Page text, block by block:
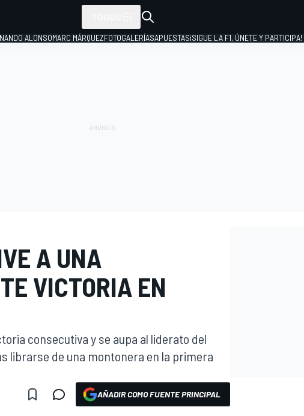
ALONSOMARC MÁRQUEZFOTOGALERÍASAPUESTAS¡SIGUE LA F1, ÚNETE Y PARTICIPA!
A UNA
VICTORIA EN
consecutiva y se aupa al liderato del
librarse de una montonera en la primera
AÑADIR COMO FUENTE PRINCIPAL